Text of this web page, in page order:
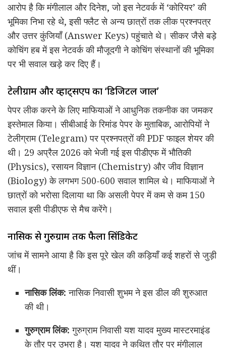
आरोप है कि मंगीलाल और दिनेश, जो इस नेटवर्क में ‘कोरियर’ की
भूमिका निभा रहे थे, इसी फ्लैट से अन्य छात्रों तक लीक प्रश्नपत्र
और उत्तर कुंजियाँ (Answer Keys) पहुंचाते थे। सीकर जैसे बड़े
कोचिंग हब में इस नेटवर्क की मौजूदगी ने कोचिंग संस्थानों की भूमिका
पर भी सवाल खड़े कर दिए हैं।
टेलीग्राम और व्हाट्सएप का ‘डिजिटल जाल’
पेपर लीक करने के लिए माफियाओं ने आधुनिक तकनीक का जमकर
इस्तेमाल किया। सीबीआई के रिमांड पेपर के मुताबिक, आरोपियों ने
टेलीग्राम (Telegram) पर प्रश्नपत्रों की PDF फाइल शेयर की
थी। 29 अप्रैल 2026 को भेजी गई इस पीडीएफ में भौतिकी
(Physics), रसायन विज्ञान (Chemistry) और जीव विज्ञान
(Biology) के लगभग 500-600 सवाल शामिल थे। माफियाओं ने
छात्रों को भरोसा दिलाया था कि असली पेपर में कम से कम 150
सवाल इसी पीडीएफ से मैच करेंगे।
नासिक से गुरुग्राम तक फैला सिंडिकेट
जांच में सामने आया है कि इस पूरे खेल की कड़ियाँ कई शहरों से जुड़ी
थीं।
नासिक लिंक: नासिक निवासी शुभम ने इस डील की शुरुआत
की थी।
गुरुग्राम लिंक: गुरुग्राम निवासी यश यादव मुख्य मास्टरमाइंड
के तौर पर उभरा है। यश यादव ने कथित तौर पर मंगीलाल